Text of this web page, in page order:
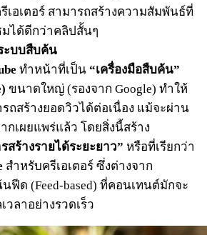
เอเตอร์ สามารถสร้างความสัมพันธ์ที่
ได้ดีกว่าคลิปสั้นๆ
ะบบสืบค้น
ทำหน้าที่เป็น “เครื่องมือสืบค้น”
ขนาดใหญ่ (รองจาก Google) ทำให้
ถสร้างยอดวิวได้ต่อเนื่อง แม้จะผ่าน
กเผยแพร่แล้ว โดยสิ่งนี้สร้าง
สร้างรายได้ระยะยาว” หรือที่เรียกว่า
สำหรับครีเอเตอร์ ซึ่งต่างจาก
ฟีด (Feed-based) ที่คอนเทนต์มักจะ
วลาอย่างรวดเร็ว